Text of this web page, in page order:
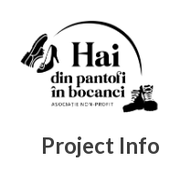
Project Info